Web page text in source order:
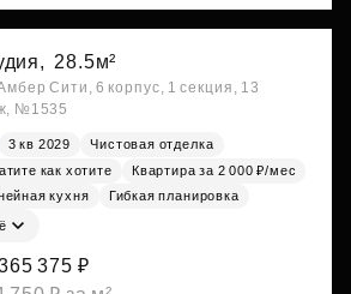
28.5м²
Сити, 6 корпус, 1 секция, 13
№1535
3 кв 2029
Чистовая отделка
как хотите
Квартира за 2 000 ₽/мес
кухня
Гибкая планировка
375 ₽